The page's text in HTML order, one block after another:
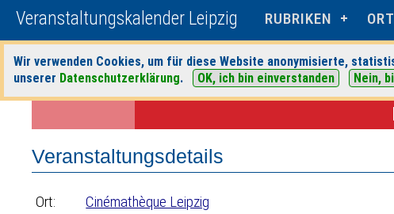
Veranstaltungskalender Leipzig RUBRIKEN
Wir verwenden Cookies, um für diese Website anonymisierte,
unserer Datenschutzerklärung. OK, ich bin einverstanden Nein,
Startseite>Veranstaltungen>Suche> Film >Cinémathèque Leipzig >
Veranstaltungsdetails
Ort:
Cinémathèque Leipzig